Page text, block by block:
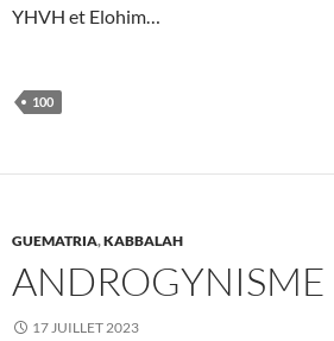
YHVH et Elohim…
100
GUEMATRIA,KABBALAH
ANDROGYNISME
17 JUILLET 2023